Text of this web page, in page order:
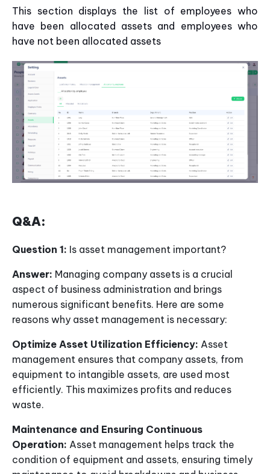
This section displays the list of employees who
have been allocated assets and employees who
have not been allocated assets
Q&A:
Question 1: Is asset management important?
Answer: Managing company assets is a crucial
aspect of business administration and brings
numerous significant benefits. Here are some
reasons why asset management is necessary:
Optimize Asset Utilization Efficiency: Asset
management ensures that company assets, from
equipment to intangible assets, are used most
efficiently. This maximizes profits and reduces
waste.
Maintenance and Ensuring Continuous
Operation: Asset management helps track the
condition of equipment and assets, ensuring timely